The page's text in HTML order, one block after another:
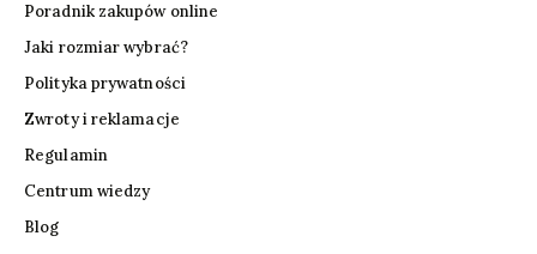
Poradnik zakupów online
Jaki rozmiar wybrać?
Polityka prywatności
Zwroty i reklamacje
Regulamin
Centrum wiedzy
Blog